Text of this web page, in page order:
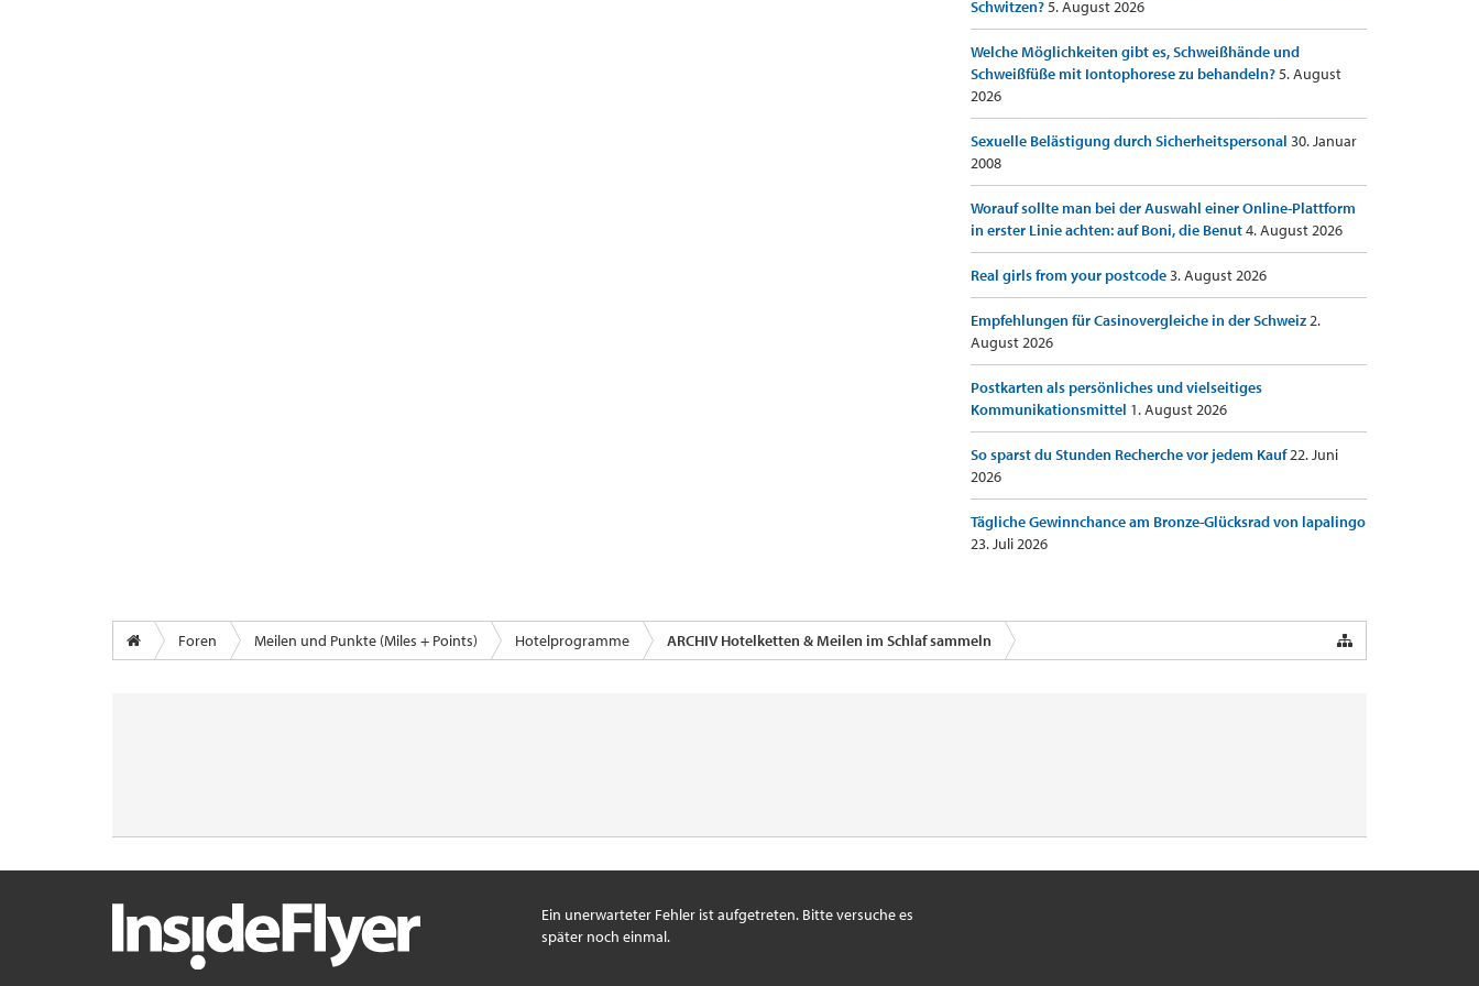
Schwitzen?5. August 2026
Welche Möglichkeiten gibt es, Schweißhände und
Schweißfüße mit Iontophorese zu behandeln?5. August
2026
Sexuelle Belästigung durch Sicherheitspersonal 30. Januar
2008
Worauf sollte man bei der Auswahl einer Online-Plattform
in erster Linie achten: auf Boni, die Benut4. August 2026
Real girls from your postcode3. August 2026
Empfehlungen für Casinovergleiche in der Schweiz2.
August 2026
Postkarten als persönliches und vielseitiges
Kommunikationsmittel 1. August 2026
So sparst du Stunden Recherche vor jedem Kauf22. Juni
2026
Tägliche Gewinnchance am Bronze-Glücksrad von lapalingo
23. Juli 2026
Foren Meilen und Punkte (Miles + Points) Hotelprogramme ARCHIV Hotelketten & Meilen im Schlaf sammeln
Ein unerwarteter Fehler ist aufgetreten. Bitte versuche es
später noch einmal.